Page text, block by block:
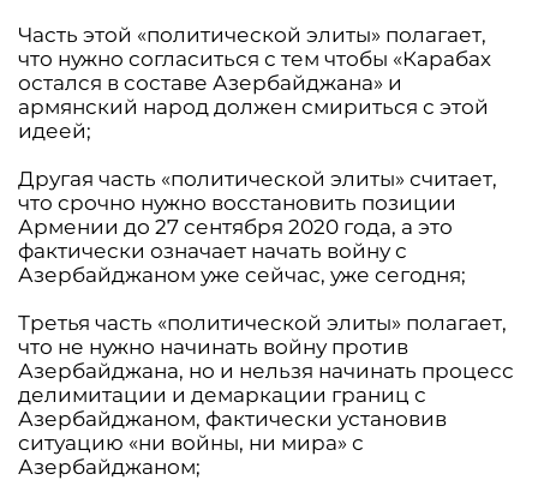
Часть этой «политической элиты» полагает,
что нужно согласиться с тем чтобы «Карабах
остался в составе Азербайджана» и
армянский народ должен смириться с этой
идеей;
Другая часть «политической элиты» считает,
что срочно нужно восстановить позиции
Армении до 27 сентября 2020 года, а это
фактически означает начать войну с
Азербайджаном уже сейчас, уже сегодня;
Третья часть «политической элиты» полагает,
что не нужно начинать войну против
Азербайджана, но и нельзя начинать процесс
делимитации и демаркации границ с
Азербайджаном, фактически установив
ситуацию «ни войны, ни мира» с
Азербайджаном;